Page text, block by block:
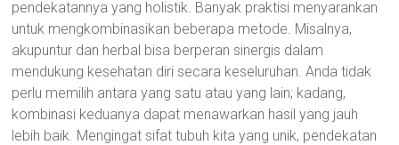
pendekatannya yang holistik. Banyak praktisi menyarankan
untuk mengkombinasikan beberapa metode. Misalnya,
akupuntur dan herbal bisa berperan sinergis dalam
mendukung kesehatan diri secara keseluruhan. Anda tidak
perlu memilih antara yang satu atau yang lain; kadang,
kombinasi keduanya dapat menawarkan hasil yang jauh
lebih baik. Mengingat sifat tubuh kita yang unik, pendekatan